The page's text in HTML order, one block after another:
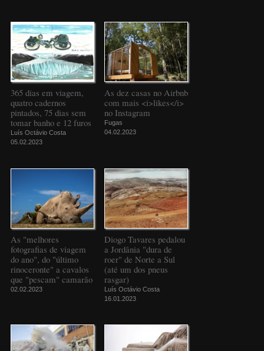
365 dias em viagem,
quatro cadernos
pintados, 75 dias sem
tomar banho e 12 furos
Luís Octávio Costa
05.02.2023
As dez casas no Airbnb
com mais <i>likes</i>
no Instagram
Fugas
04.02.2023
As "melhores
fotografias de viagem
do ano", do "último
rinoceronte" a cavalos
que "pescam" camarão
02.02.2023
Diogo Tavares pedalou
a Jordânia "dura de
roer" de Norte a Sul
(até um dos pneus
rasgar)
Luís Octávio Costa
16.01.2023